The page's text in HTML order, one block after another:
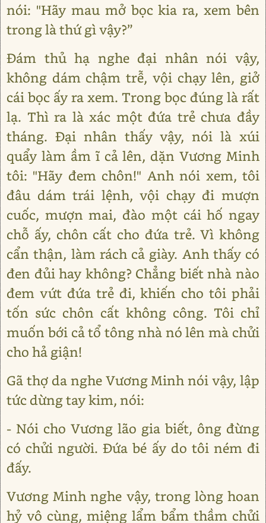
nói: "Hãy mau mở bọc kia ra, xem bên
trong là thứ gì vậy?”
Đám thủ hạ nghe đại nhân nói vậy,
không dám chậm trễ, vội chạy lên, giở
cái bọc ấy ra xem. Trong bọc đúng là rất
lạ. Thì ra là xác một đứa trẻ chưa đầy
tháng. Đại nhân thấy vậy, nói là xúi
quẩy làm ầm ĩ cả lên, dặn Vương Minh
tôi: "Hãy đem chôn!" Anh nói xem, tôi
đâu dám trái lệnh, vội chạy đi mượn
cuốc, mượn mai, đào một cái hố ngay
chỗ ấy, chôn cất cho đứa trẻ. Vì không
cẩn thận, làm rách cả giày. Anh thấy có
đen đủi hay không? Chẳng biết nhà nào
đem vứt đứa trẻ đi, khiến cho tôi phải
tốn sức chôn cất không công. Tôi chỉ
muốn bới cả tổ tông nhà nó lên mà chửi
cho hả giận!
Gã thợ da nghe Vương Minh nói vậy, lập
tức dừng tay kim, nói:
- Nói cho Vương lão gia biết, ông đừng
có chửi người. Đứa bé ấy do tôi ném đi
đấy.
Vương Minh nghe vậy, trong lòng hoan
hỷ vô cùng, miệng lẩm bẩm thầm chửi